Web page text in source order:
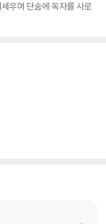
우며 단숨에 독자를 사로